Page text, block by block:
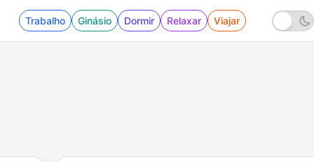
Trabalho Ginásio Dormir Relaxar Viajar